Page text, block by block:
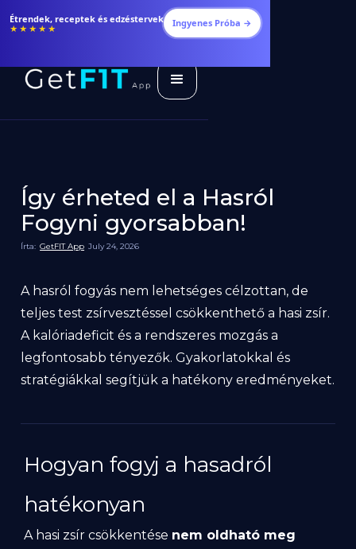
Étrendek, receptek és edzéstervek
★★★★★ Ingyenes Próba →
Így érheted el a Hasról
Fogyni gyorsabban!
Írta: GetFIT App July 24, 2026
A hasról fogyás nem lehetséges célzottan, de
teljes test zsírvesztéssel csökkenthető a hasi zsír.
A kalóriadeficit és a rendszeres mozgás a
legfontosabb tényezők. Gyakorlatokkal és
stratégiákkal segítjük a hatékony eredményeket.
Hogyan fogyj a hasadról
hatékonyan
A hasi zsír csökkentése nem oldható meg